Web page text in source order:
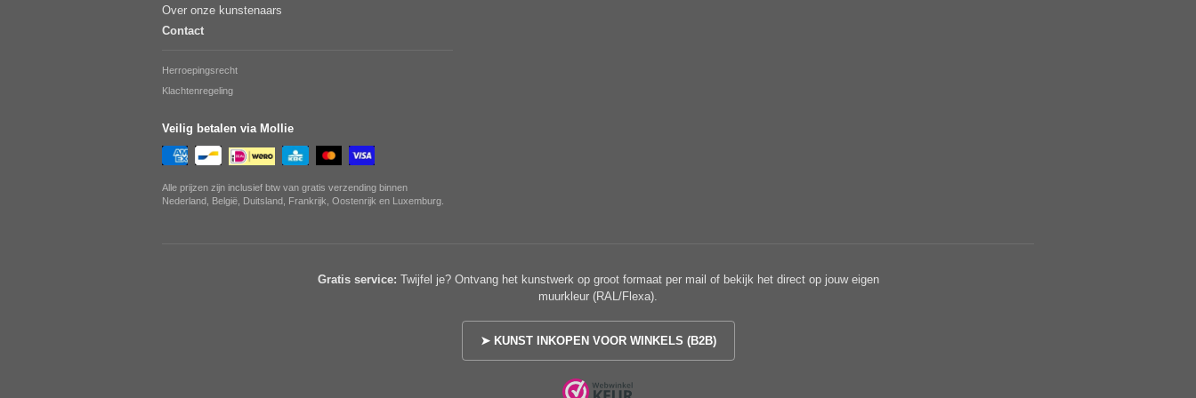
Over onze kunstenaars
Contact
Herroepingsrecht
Klachtenregeling
Veilig betalen via Mollie
Alle prijzen zijn inclusief btw van gratis verzending binnen
Nederland, België, Duitsland, Frankrijk, Oostenrijk en Luxemburg.
Gratis service: Twijfel je? Ontvang het kunstwerk op groot formaat per mail of bekijk het direct op jouw eigen
muurkleur (RAL/Flexa).
➤ KUNST INKOPEN VOOR WINKELS (B2B)